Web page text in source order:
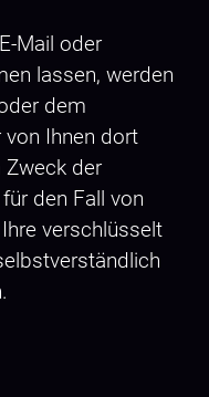
Mail oder
lassen, werden
dem
Ihnen dort
Zweck der
den Fall von
verschlüsselt